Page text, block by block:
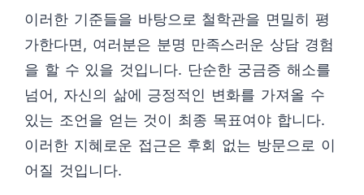
이러한 기준들을 바탕으로 철학관을 면밀히 평
가한다면, 여러분은 분명 만족스러운 상담 경험
을 할 수 있을 것입니다. 단순한 궁금증 해소를
넘어, 자신의 삶에 긍정적인 변화를 가져올 수
있는 조언을 얻는 것이 최종 목표여야 합니다.
이러한 지혜로운 접근은 후회 없는 방문으로 이
어질 것입니다.